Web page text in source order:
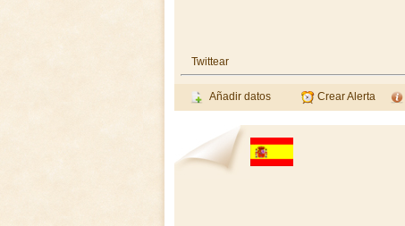
Twittear
Añadir datos Crear Alerta